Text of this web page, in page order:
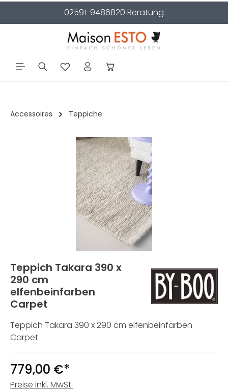
02591-9486820 Beratung
Accessoires Teppiche
Bildergalerie überspringen
Teppich Takara 390 x
290 cm
elfenbeinfarben
Carpet
Teppich Takara 390 x 290 cm elfenbeinfarben
Carpet
779,00 €*
Preise inkl. MwSt.